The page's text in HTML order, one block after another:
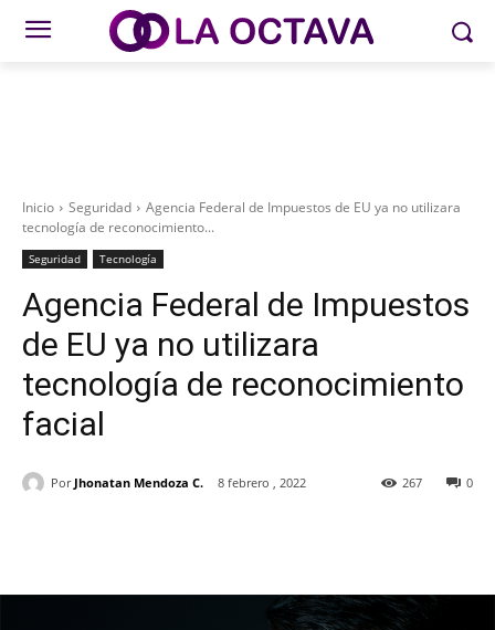
Inicio Seguridad
Agencia Federal de Impuestos de EU ya no utilizara
tecnología de reconocimiento...
Seguridad Tecnología
Agencia Federal de Impuestos
de EU ya no utilizara
tecnología de reconocimiento
facial
Por Jhonatan Mendoza C. 8 febrero , 2022 0
267